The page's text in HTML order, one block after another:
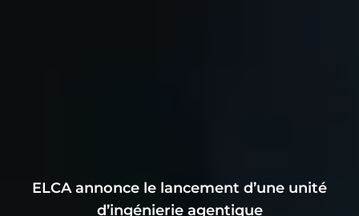
ELCA annonce le lancement d’une unité
d’ingénierie agentique